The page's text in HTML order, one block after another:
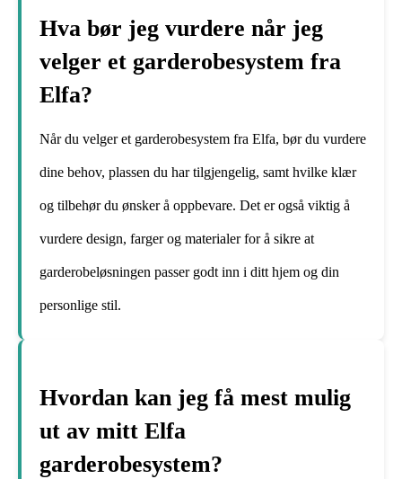
Hva bør jeg vurdere når jeg
velger et garderobesystem fra
Elfa?
Når du velger et garderobesystem fra Elfa, bør du vurdere
dine behov, plassen du har tilgjengelig, samt hvilke klær
og tilbehør du ønsker å oppbevare. Det er også viktig å
vurdere design, farger og materialer for å sikre at
garderobeløsningen passer godt inn i ditt hjem og din
personlige stil.
Hvordan kan jeg få mest mulig
ut av mitt Elfa
garderobesystem?